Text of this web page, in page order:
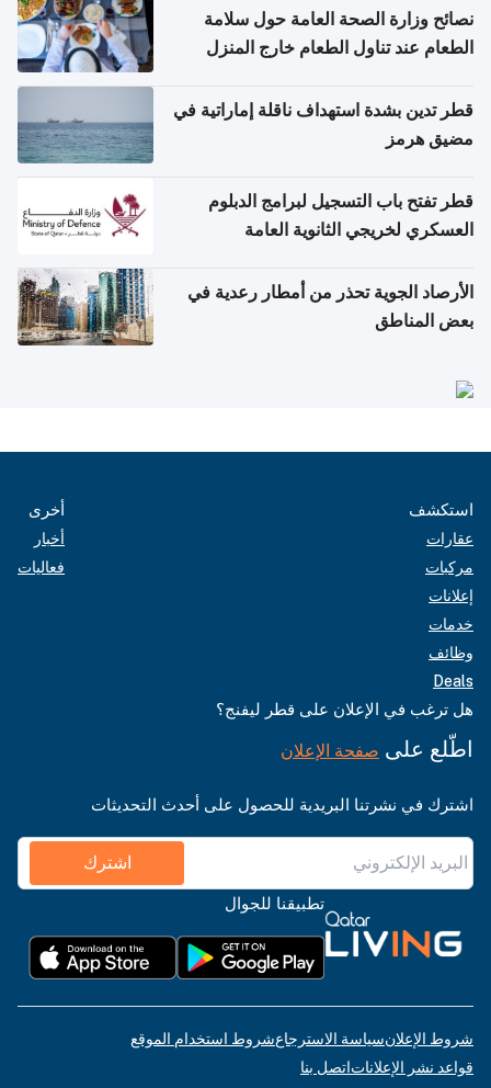
نصائح وزارة الصحة العامة حول سلامة
الطعام عند تناول الطعام خارج المنزل
قطر تدين بشدة استهداف ناقلة إماراتية في
مضيق هرمز
قطر تفتح باب التسجيل لبرامج الدبلوم
العسكري لخريجي الثانوية العامة
الأرصاد الجوية تحذر من أمطار رعدية في
بعض المناطق
استكشف
عقارات
مركبات
إعلانات
خدمات
وظائف
Deals
أخرى
أخبار
فعاليات
هل ترغب في الإعلان على قطر ليفنج؟
اطّلع على صفحة الإعلان
اشترك في نشرتنا البريدية للحصول على أحدث التحديثات
اشترك
تطبيقنا للجوال
شروط الإعلانسياسة الاسترجاعشروط استخدام الموقع
قواعد نشر الإعلاناتاتصل بنا